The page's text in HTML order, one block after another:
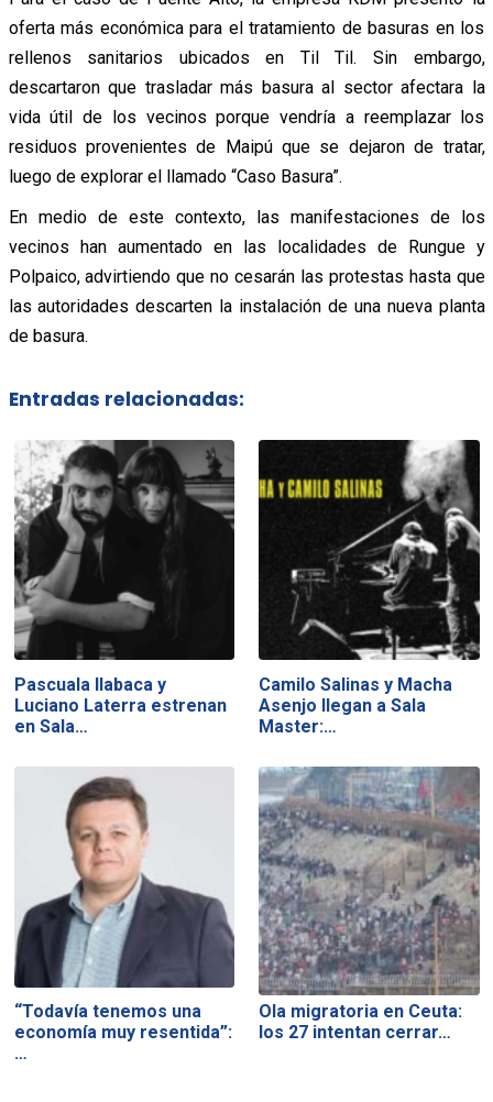
oferta más económica para el tratamiento de basuras en los
rellenos sanitarios ubicados en Til Til. Sin embargo,
descartaron que trasladar más basura al sector afectara la
vida útil de los vecinos porque vendría a reemplazar los
residuos provenientes de Maipú que se dejaron de tratar,
luego de explorar el llamado “Caso Basura”.
En medio de este contexto, las manifestaciones de los
vecinos han aumentado en las localidades de Rungue y
Polpaico, advirtiendo que no cesarán las protestas hasta que
las autoridades descarten la instalación de una nueva planta
de basura.
Entradas relacionadas:
Pascuala Ilabaca y
Luciano Laterra estrenan
en Sala…
Camilo Salinas y Macha
Asenjo llegan a Sala
Master:…
“Todavía tenemos una
economía muy resentida”:
…
Ola migratoria en Ceuta:
los 27 intentan cerrar…